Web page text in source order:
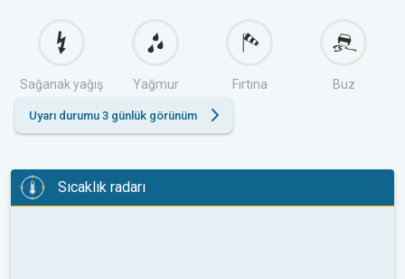
Sağanak yağış Yağmur Fırtına Buz
Uyarı durumu 3 günlük görünüm
Sıcaklık radarı